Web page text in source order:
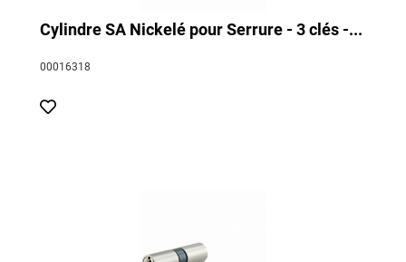
Cylindre SA Nickelé pour Serrure - 3 clés -...
00016318